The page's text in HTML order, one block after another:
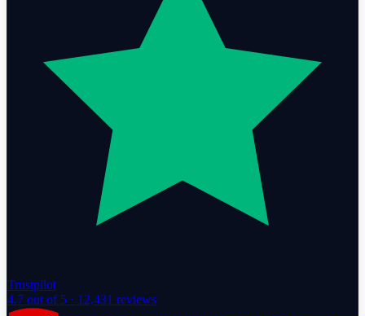
Trustpilot
4.7 out of 5 · 12,431 reviews